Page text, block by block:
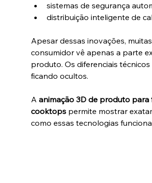
sistemas de segurança
distribuição inteligente de
Apesar dessas inovações,
consumidor vê apenas a parte
produto. Os diferenciais técnicos
ficando ocultos.
A animação 3D de produto para
cooktops permite mostrar
como essas tecnologias